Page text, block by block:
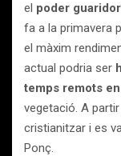
el poder
fa a la primavera
el màxim
actual podria ser
temps remots
vegetació. A
cristianitzar i es
Ponç.